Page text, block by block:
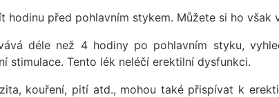
hodinu před pohlavním stykem. Můžete si ho
déle než 4 hodiny po pohlavním styku,
stimulace. Tento lék neléčí erektilní dysfunkci.
kouření, pití atd., mohou také přispívat k